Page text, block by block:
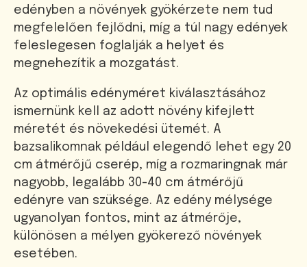
edényben a növények gyökérzete nem tud
megfelelően fejlődni, míg a túl nagy edények
feleslegesen foglalják a helyet és
megnehezítik a mozgatást.
Az optimális edényméret kiválasztásához
ismernünk kell az adott növény kifejlett
méretét és növekedési ütemét. A
bazsalikomnak például elegendő lehet egy 20
cm átmérőjű cserép, míg a rozmaringnak már
nagyobb, legalább 30-40 cm átmérőjű
edényre van szüksége. Az edény mélysége
ugyanolyan fontos, mint az átmérője,
különösen a mélyen gyökerező növények
esetében.